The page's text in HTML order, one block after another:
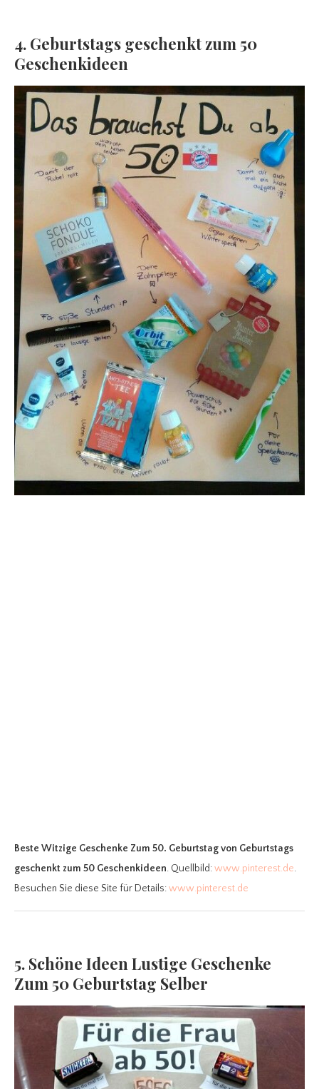
4. Geburtstags geschenkt zum 50
Geschenkideen
Beste Witzige Geschenke Zum 50. Geburtstagvon Geburtstags
geschenkt zum 50 Geschenkideen. Quellbild:www.pinterest.de.
Besuchen Sie diese Site für Details:www.pinterest.de
5. Schöne Ideen Lustige Geschenke
Zum 50 Geburtstag Selber